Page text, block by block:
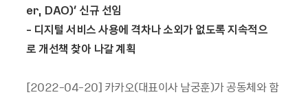
er, DAO)’ 신규 선임
- 디지털 서비스사용에 격차나소외가 없도록지속적으
로개선책 찾아 나갈계획
[2022-04-20] 카카오(대표이사 남궁훈)가 공동체와 함